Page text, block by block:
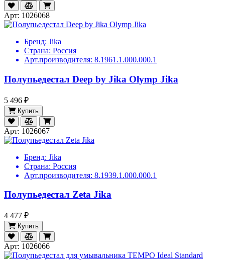
Арт: 1026068
Бренд: Jika
Страна: Россия
Арт.производителя: 8.1961.1.000.000.1
Полупьедестал Deep by Jika Olymp Jika
5 496 ₽
Купить
Арт: 1026067
Бренд: Jika
Страна: Россия
Арт.производителя: 8.1939.1.000.000.1
Полупьедестал Zeta Jika
4 477 ₽
Купить
Арт: 1026066